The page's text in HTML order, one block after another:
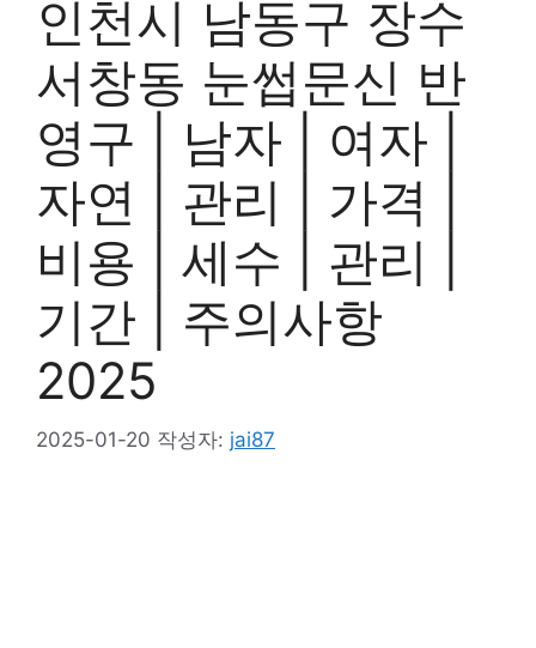
인천시 남동구 장수
서창동 눈썹문신 반
영구 | 남자 | 여자 |
자연 | 관리 | 가격 |
비용 | 세수 | 관리 |
기간 | 주의사항
2025
2025-01-20 작성자: jai87